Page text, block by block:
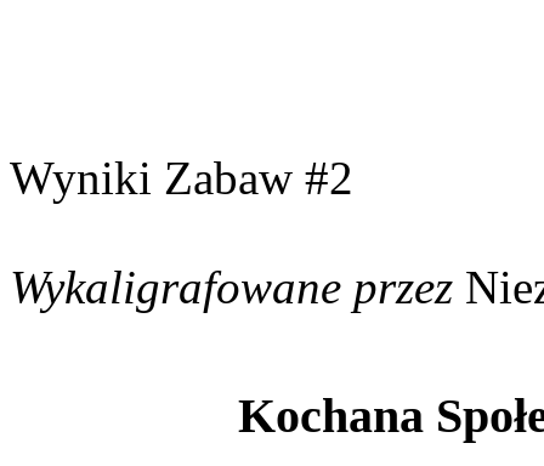
Wyniki Zabaw #2
Wykaligrafowane przez
Kochana